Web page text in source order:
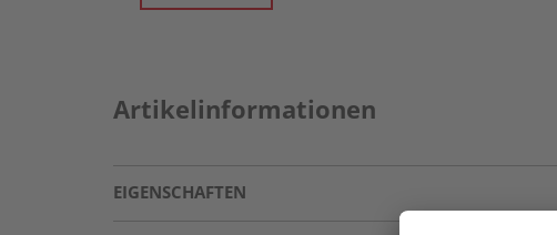
Artikelinformationen
EIGENSCHAFTEN